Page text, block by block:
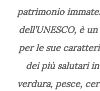
patrimonio
dell’UNESCO, è
per le sue
dei più salutari
verdura, pesce,